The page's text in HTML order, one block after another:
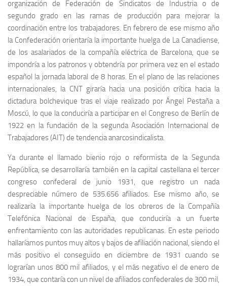
organización de Federación de Sindicatos de Industria o de
segundo grado en las ramas de producción para mejorar la
coordinación entre los trabajadores. En febrero de ese mismo año
la Confederación orientaría la importante huelga de La Canadiense,
de los asalariados de la compañía eléctrica de Barcelona, que se
impondría a los patronos y obtendría por primera vez en el estado
español la jornada laboral de 8 horas. En el plano de las relaciones
internacionales, la CNT giraría hacia una posición crítica hacia la
dictadura bolchevique tras el viaje realizado por Ángel Pestaña a
Moscú, lo que la conduciría a participar en el Congreso de Berlín de
1922 en la fundación de la segunda Asociación Internacional de
Trabajadores (AIT) de tendencia anarcosindicalista.
Ya durante el llamado bienio rojo o reformista de la Segunda
República, se desarrollaría también en la capital castellana el tercer
congreso confederal de junio 1931, que registro un nada
despreciable número de 535.656 afiliados. Ese mismo año, se
realizaría la importante huelga de los obreros de la Compañía
Telefónica Nacional de España, que conduciría a un fuerte
enfrentamiento con las autoridades republicanas. En este periodo
hallaríamos puntos muy altos y bajos de afiliación nacional, siendo el
más positivo el conseguido en diciembre de 1931 cuando se
lograrían unos 800 mil afiliados, y el más negativo el de enero de
1934, que contaría con un nivel de afiliados confederales de 300 mil,